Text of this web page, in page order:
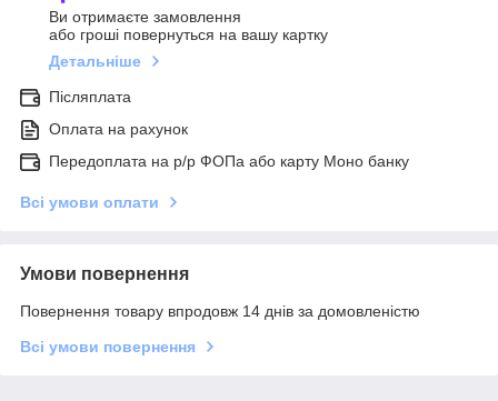
Ви отримаєте замовлення
або гроші повернуться на вашу картку
Детальніше
Післяплата
Оплата на рахунок
Передоплата на р/р ФОПа або карту Моно банку
Всі умови оплати
Умови повернення
Повернення товару впродовж 14 днів за домовленістю
Всі умови повернення